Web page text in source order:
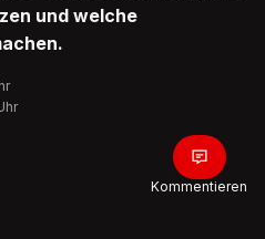
und welche
Kommentieren